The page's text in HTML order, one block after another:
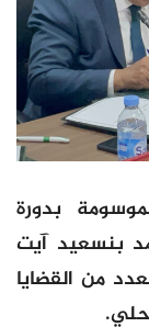
بدورة
بنسعيد آيت
من القضايا